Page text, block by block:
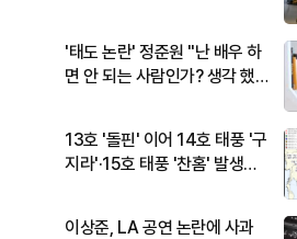
'태도 논란' 정준원 "난 배우 하
면 안 되는 사람인가? 생각 했
13호 '돌핀' 이어 14호 태풍 '구
지라'·15호 태풍 '찬홈' 발생…
이상준, LA 공연 논란에 사과